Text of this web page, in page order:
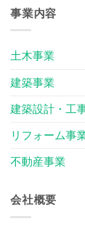
事業内容
土木事業
建築事業
建築設計・工
リフォーム事
不動産事業
会社概要